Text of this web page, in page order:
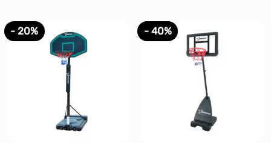
tiene
múltiples
- 20% - 40%